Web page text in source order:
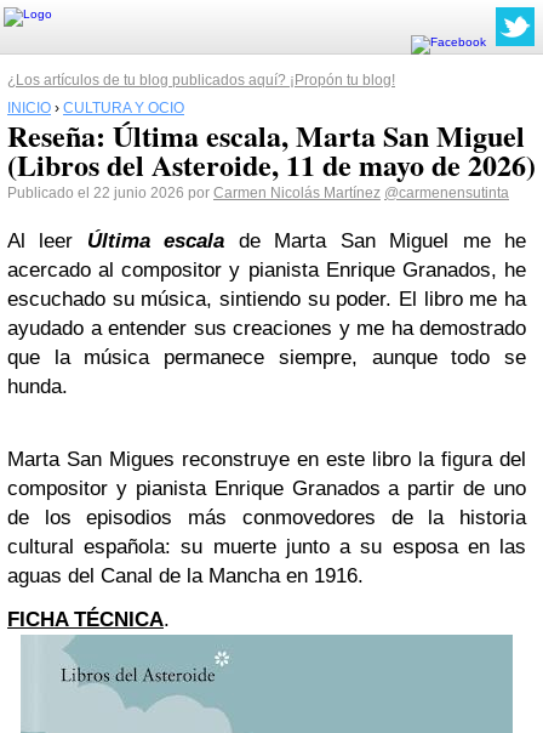
¿Los artículos de tu blog publicados aquí? ¡Propón tu blog!
INICIO › CULTURA Y OCIO
Reseña: Última escala, Marta San Miguel
(Libros del Asteroide, 11 de mayo de 2026)
Publicado el 22 junio 2026 por Carmen Nicolás Martínez @carmenensutinta
Al leer Última escala de Marta San Miguel me he
acercado al compositor y pianista Enrique Granados, he
escuchado su música, sintiendo su poder. El libro me ha
ayudado a entender sus creaciones y me ha demostrado
que la música permanece siempre, aunque todo se
hunda.
Marta San Migues reconstruye en este libro la figura del
compositor y pianista Enrique Granados a partir de uno
de los episodios más conmovedores de la historia
cultural española: su muerte junto a su esposa en las
aguas del Canal de la Mancha en 1916.
FICHA TÉCNICA.